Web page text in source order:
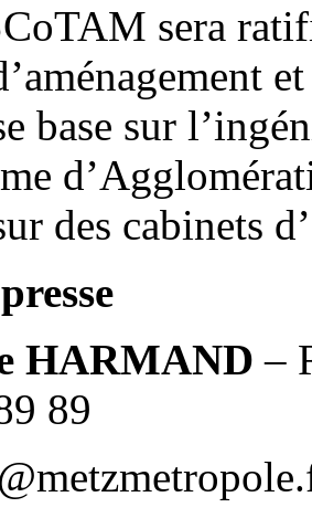
sera
base sur
des cabinets
HARMAND–
89